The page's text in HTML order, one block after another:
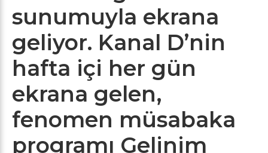
sunumuyla ekrana
geliyor. Kanal D’nin
hafta içi her gün
ekrana gelen,
fenomen müsabaka
programı Gelinim